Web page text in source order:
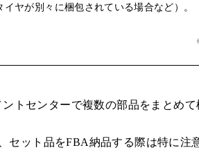
ヤが別々に梱包されている場合など）。
トセンターで複数の部品をまとめ
セット品をFBA納品する際は特に注